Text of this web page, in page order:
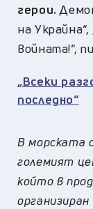
герои.
на
войната!“,
„Всеки
последно“
В морската
големият
който в